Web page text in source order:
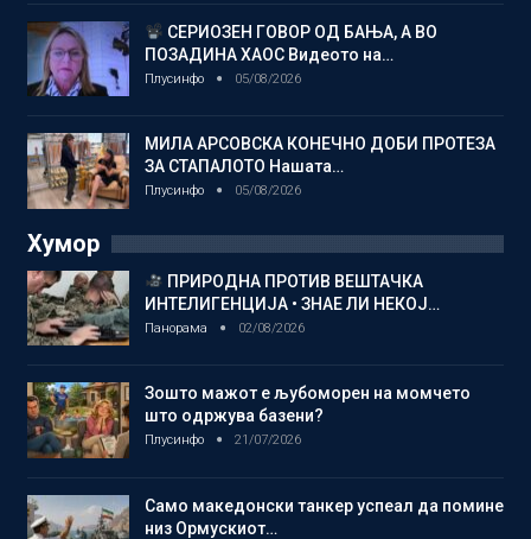
СЕРИОЗЕН ГОВОР ОД БАЊА, А ВО
ПОЗАДИНА ХАОС Видеото на…
Плусинфо 05/08/2026
МИЛА АРСОВСКА КОНЕЧНО ДОБИ ПРОТЕЗА
ЗА СТАПАЛОТО Нашата…
Плусинфо 05/08/2026
Хумор
ПРИРОДНА ПРОТИВ ВЕШТАЧКА
ИНТЕЛИГЕНЦИЈА • ЗНАЕ ЛИ НЕКОЈ…
Панорама 02/08/2026
Зошто мажот е љубоморен на момчето
што одржува базени?
Плусинфо 21/07/2026
Само македонски танкер успеал да помине
низ Ормускиот…